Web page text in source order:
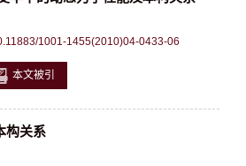
1001-1455(2010)04-0433-06
本文被引
构关系